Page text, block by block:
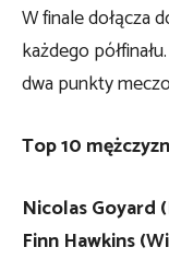
W finale dołącza
każdego
dwa punkty
Top 10
Nicolas Goyard
Finn Hawkins